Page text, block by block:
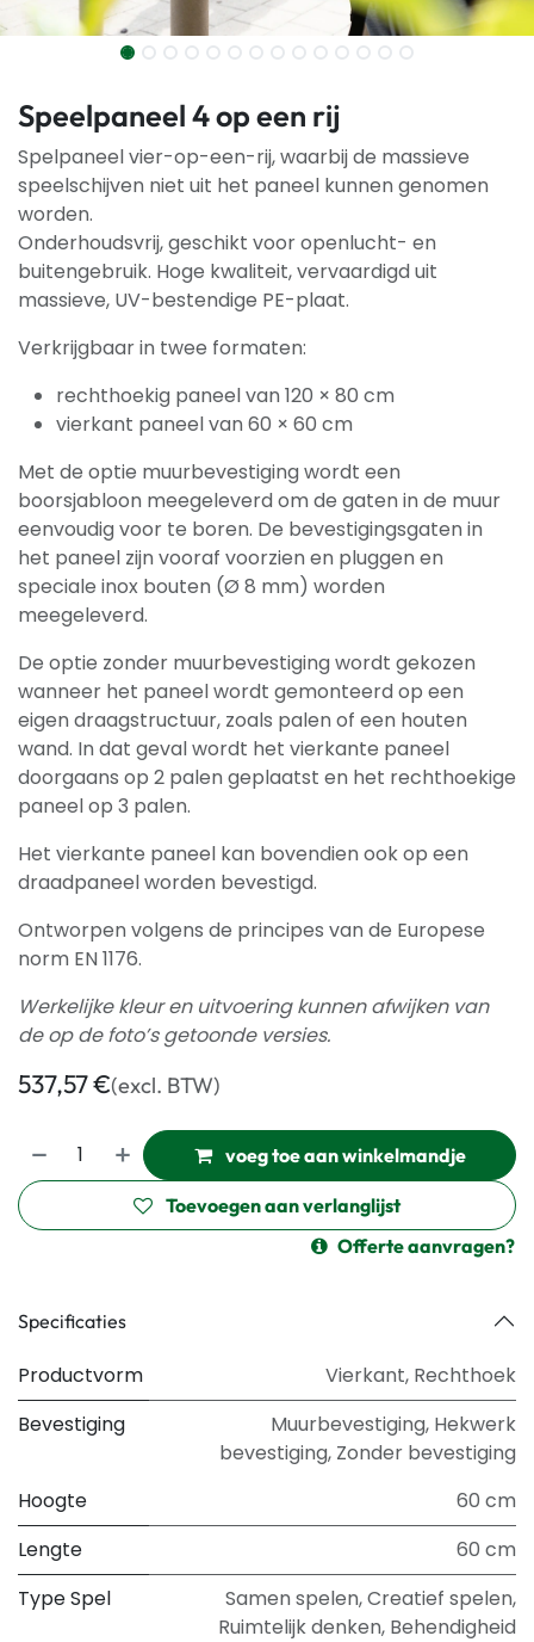
Speelpaneel 4 op een rij
Spelpaneel vier-op-een-rij, waarbij de massieve
speelschijven niet uit het paneel kunnen genomen
worden.
Onderhoudsvrij, geschikt voor openlucht- en
buitengebruik. Hoge kwaliteit, vervaardigd uit
massieve, UV-bestendige PE-plaat.
Verkrijgbaar in twee formaten:
rechthoekig paneel van 120 × 80 cm
vierkant paneel van 60 × 60 cm
Met de optie muurbevestiging wordt een
boorsjabloon meegeleverd om de gaten in de muur
eenvoudig voor te boren. De bevestigingsgaten in
het paneel zijn vooraf voorzien en pluggen en
speciale inox bouten (Ø 8 mm) worden
meegeleverd.
De optie zonder muurbevestiging wordt gekozen
wanneer het paneel wordt gemonteerd op een
eigen draagstructuur, zoals palen of een houten
wand. In dat geval wordt het vierkante paneel
doorgaans op 2 palen geplaatst en het rechthoekige
paneel op 3 palen.
Het vierkante paneel kan bovendien ook op een
draadpaneel worden bevestigd.
Ontworpen volgens de principes van de Europese
norm EN 1176.
Werkelijke kleur en uitvoering kunnen afwijken van
de op de foto’s getoonde versies.
537,57€(excl. BTW)
voeg toe aan winkelmandje
Toevoegen aan verlanglijst
Offerte aanvragen?
Specificaties
Productvorm Vierkant, Rechthoek
Bevestiging
Muurbevestiging, Hekwerk
bevestiging, Zonder bevestiging
Hoogte
60 cm
Lengte
60 cm
Type Spel
Samen spelen,Creatief spelen,
Ruimtelijk denken, Behendigheid